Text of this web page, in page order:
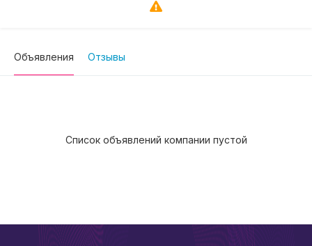
Объявления Отзывы
Список объявлений компании пустой